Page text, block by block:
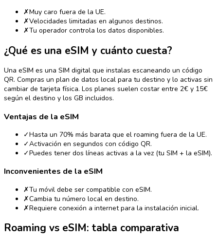
✗Muy caro fuera de la UE.
✗Velocidades limitadas en algunos destinos.
✗Tu operador controla los datos disponibles.
¿Qué es una eSIM y cuánto cuesta?
Una eSIM es una SIM digital que instalas escaneando un código
QR. Compras un plan de datos local para tu destino y lo activas sin
cambiar de tarjeta física. Los planes suelen costar entre 2€ y 15€
según el destino y los GB incluidos.
Ventajas de la eSIM
✓Hasta un 70% más barata que el roaming fuera de la UE.
✓Activación en segundos con código QR.
✓Puedes tener dos líneas activas a la vez (tu SIM + la eSIM).
Inconvenientes de la eSIM
✗Tu móvil debe ser compatible con eSIM.
✗Cambia tu número local en destino.
✗Requiere conexión a internet para la instalación inicial.
Roaming vs eSIM: tabla comparativa